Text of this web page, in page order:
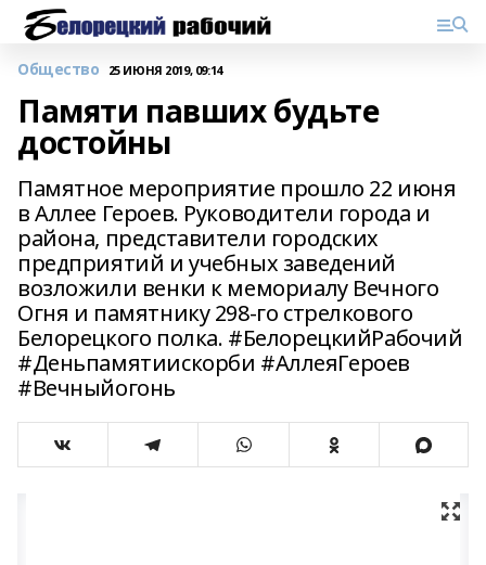
Общество 25 ИЮНЯ 2019, 09:14
Памяти павших будьте
достойны
Памятное мероприятие прошло 22 июня
в Аллее Героев. Руководители города и
района, представители городских
предприятий и учебных заведений
возложили венки к мемориалу Вечного
Огня и памятнику 298-го стрелкового
Белорецкого полка. #БелорецкийРабочий
#Деньпамятиискорби #АллеяГероев
#Вечныйогонь